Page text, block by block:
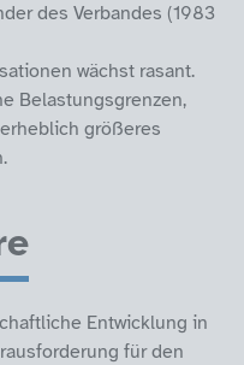
des Verbandes (1983
wächst rasant.
Belastungsgrenzen,
größeres
Entwicklung in
für den